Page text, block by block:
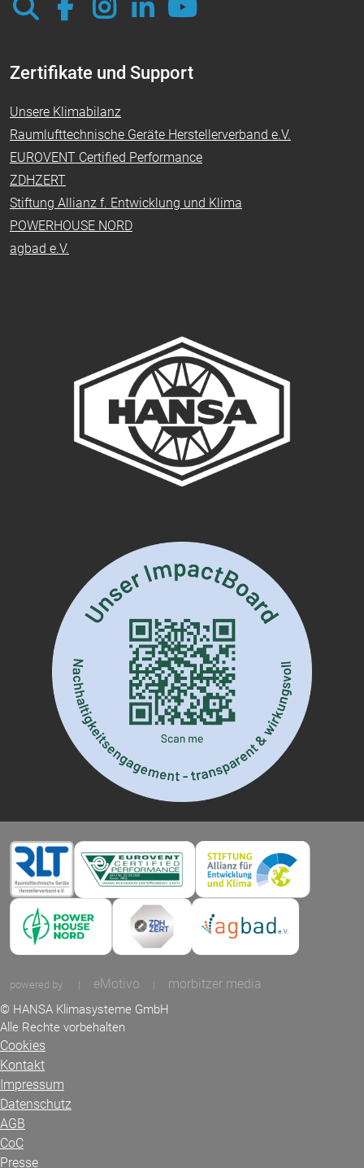
Zertifikate und Support
Unsere Klimabilanz
Raumlufttechnische Geräte Herstellerverband e.V.
EUROVENT Certified Performance
ZDHZERT
Stiftung Allianz f. Entwicklung und Klima
POWERHOUSE NORD
agbad e.V.
powered by | eMotivo | morbitzer media
© HANSA Klimasysteme GmbH
Alle Rechte vorbehalten
Cookies
Kontakt
Impressum
Datenschutz
AGB
CoC
Presse